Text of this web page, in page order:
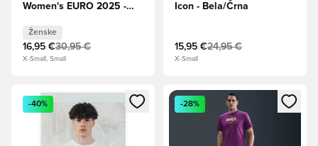
Women's EURO 2025 -
Ženske
Ženske
16,95 €30,95 €
X-Small, Small
Icon - Bela/Črna
15,95 €24,95 €
X-Small
Odpre Modal za prijavo ali vpis kot član
-40%
Odpre Modal za prijavo ali
-28%